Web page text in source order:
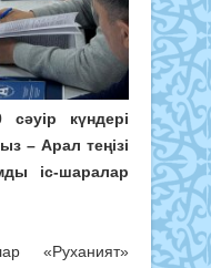
күндері
– Арал теңізі
іс-шаралар
«Руханият»